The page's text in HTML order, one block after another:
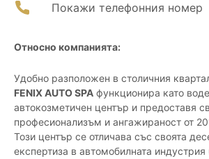
Покажи телефонния номер
Относно компанията:
Удобно разположен в столичния
FENIX AUTO SPA функционира като
автокозметичен център и предоставя
професионализъм и ангажираност от
Този център се отличава със своята
експертиза в автомобилната индустрия